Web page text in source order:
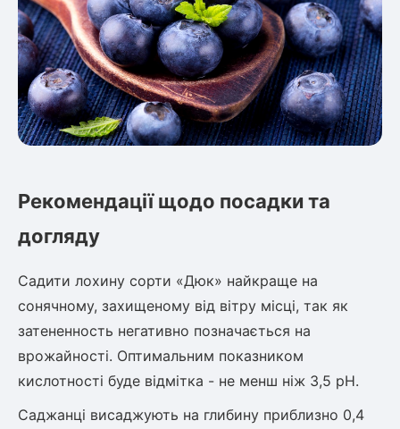
Рекомендації щодо посадки та
догляду
Садити лохину сорти «Дюк» найкраще на
сонячному, захищеному від вітру місці, так як
затененность негативно позначається на
врожайності. Оптимальним показником
кислотності буде відмітка - не менш ніж 3,5 рН.
Саджанці висаджують на глибину приблизно 0,4